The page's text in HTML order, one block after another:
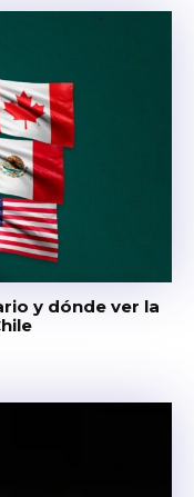
y dónde ver la